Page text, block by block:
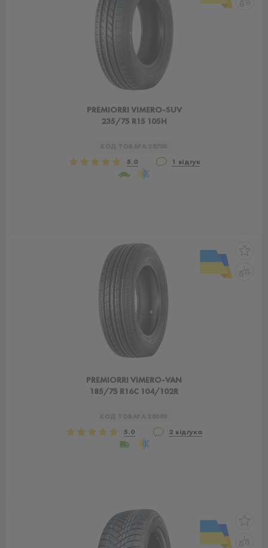
PREMIORRI VIMERO-SUV
235/75 R15 105H
5.0 1 відгук
PREMIORRI VIMERO-VAN
185/75 R16C 104/102R
5.0 2 відгука